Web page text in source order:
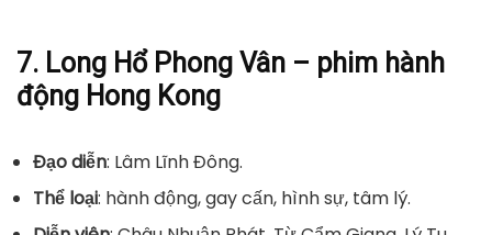
7. Long Hổ Phong Vân – phim hành
động Hong Kong
Đạo diễn: Lâm Lĩnh Đông.
Thể loại: hành động, gay cấn, hình sự, tâm lý.